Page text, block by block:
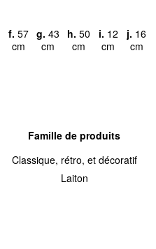
f. 57
cm
g. 43
cm
h. 50
cm
i. 12
cm
j. 16
cm
Famille de produits
Classique, rétro, et décoratif
Laiton